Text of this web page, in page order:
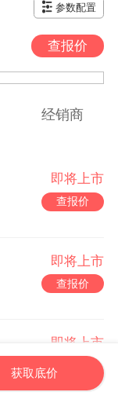
参数配置
查报价
经销商
即将上市
查报价
即将上市
查报价
即将上市
获取底价